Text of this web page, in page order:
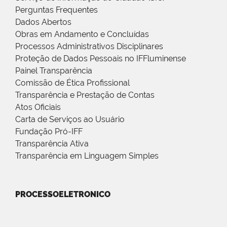
Perguntas Frequentes
Dados Abertos
Obras em Andamento e Concluídas
Processos Administrativos Disciplinares
Proteção de Dados Pessoais no IFFluminense
Painel Transparência
Comissão de Ética Profissional
Transparência e Prestação de Contas
Atos Oficiais
Carta de Serviços ao Usuário
Fundação Pró-IFF
Transparência Ativa
Transparência em Linguagem Simples
PROCESSOELETRONICO